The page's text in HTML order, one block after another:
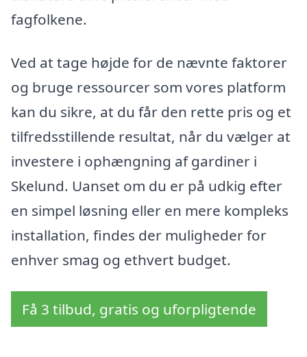
fagfolkene.
Ved at tage højde for de nævnte faktorer
og bruge ressourcer som vores platform
kan du sikre, at du får den rette pris og et
tilfredsstillende resultat, når du vælger at
investere i ophængning af gardiner i
Skelund. Uanset om du er på udkig efter
en simpel løsning eller en mere kompleks
installation, findes der muligheder for
enhver smag og ethvert budget.
Få 3 tilbud, gratis og uforpligtende